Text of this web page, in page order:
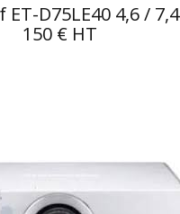
ET-D75LE40 4,6 / 7,4
150 € HT